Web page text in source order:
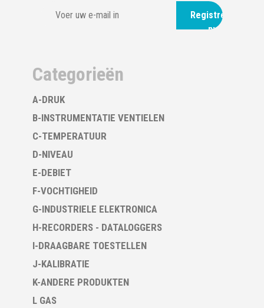
Registreer
nu
Categorieën
A-DRUK
B-INSTRUMENTATIE VENTIELEN
C-TEMPERATUUR
D-NIVEAU
E-DEBIET
F-VOCHTIGHEID
G-INDUSTRIELE ELEKTRONICA
H-RECORDERS - DATALOGGERS
I-DRAAGBARE TOESTELLEN
J-KALIBRATIE
K-ANDERE PRODUKTEN
L GAS